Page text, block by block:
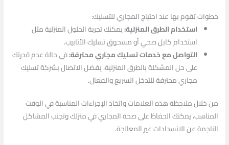
خطوات تقوم بها عند احتياج المجاري للتسليك:
استخدام الطرق المنزلية:يمكنك تجربة الحلول المنزلية مثل
استخدام كابل صحي أو مسحوق تسليك الأنابيب.
التواصل مع خدمات تسليك مجاري محترفة:في حالة عدم قدرتك
على حل المشكلة بالطرق المنزلية، يفضل الاتصال بشركة تسليك
مجاري محترفة للتدخل السريع والفعال.
من خلال ملاحظة هذه العلامات واتخاذ الإجراءات المناسبة في الوقت
المناسب، يمكنك الحفاظ على صحة المجاري في منزلك وتجنب المشاكل
الناجمة عن الانسدادات غير المعالجة.